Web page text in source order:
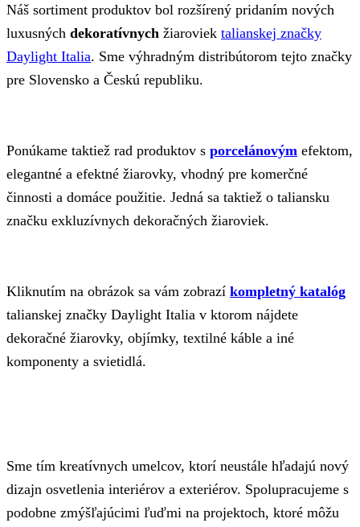
Náš sortiment produktov bol rozšírený pridaním nových
luxusných dekoratívnych žiaroviek talianskej značky
Daylight Italia. Sme výhradným distribútorom tejto značky
pre Slovensko a Českú republiku.
Ponúkame taktiež rad produktov s porcelánovým efektom,
elegantné a efektné žiarovky, vhodný pre komerčné
činnosti a domáce použitie. Jedná sa taktiež o taliansku
značku exkluzívnych dekoračných žiaroviek.
Kliknutím na obrázok sa vám zobrazí kompletný katalóg
talianskej značky Daylight Italia v ktorom nájdete
dekoračné žiarovky, objímky, textilné káble a iné
komponenty a svietidlá.
Sme tím kreatívnych umelcov, ktorí neustále hľadajú nový
dizajn osvetlenia interiérov a exteriérov. Spolupracujeme s
podobne zmýšľajúcimi ľuďmi na projektoch, ktoré môžu